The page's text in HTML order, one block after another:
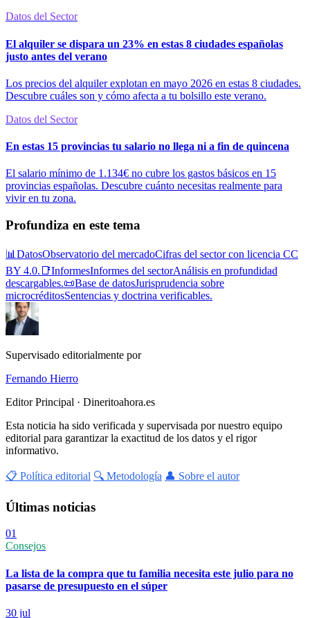
Datos del Sector
El alquiler se dispara un 23% en estas 8 ciudades españolas
justo antes del verano
Los precios del alquiler explotan en mayo 2026 en estas 8 ciudades.
Descubre cuáles son y cómo afecta a tu bolsillo este verano.
Datos del Sector
En estas 15 provincias tu salario no llega ni a fin de quincena
El salario mínimo de 1.134€ no cubre los gastos básicos en 15
provincias españolas. Descubre cuánto necesitas realmente para
vivir en tu zona.
Profundiza en este tema
📊 DatosObservatorio del mercadoCifras del sector con licencia CC
BY 4.0. 📑InformesInformes del sectorAnálisis en profundidad
descargables.📜Base de datosJurisprudencia sobre
microcréditosSentencias y doctrina verificables.
Supervisado editorialmente por
Fernando Hierro
Editor Principal · Dineritoahora.es
Esta noticia ha sido verificada y supervisada por nuestro equipo
editorial para garantizar la exactitud de los datos y el rigor
informativo.
📋 Política editorial 🔍 Metodología 👤 Sobre el autor
Últimas noticias
01
Consejos
La lista de la compra que tu familia necesita este julio para no
pasarse de presupuesto en el súper
30 jul